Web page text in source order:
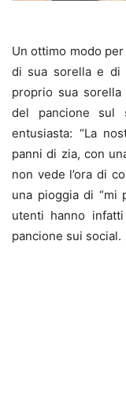
Un ottimo modo per
di sua sorella e di
proprio sua
del pancione sul
entusiasta: “La
panni di zia, con
non vede l’ora di
una pioggia di “mi
utenti hanno infatti
pancione sui social.